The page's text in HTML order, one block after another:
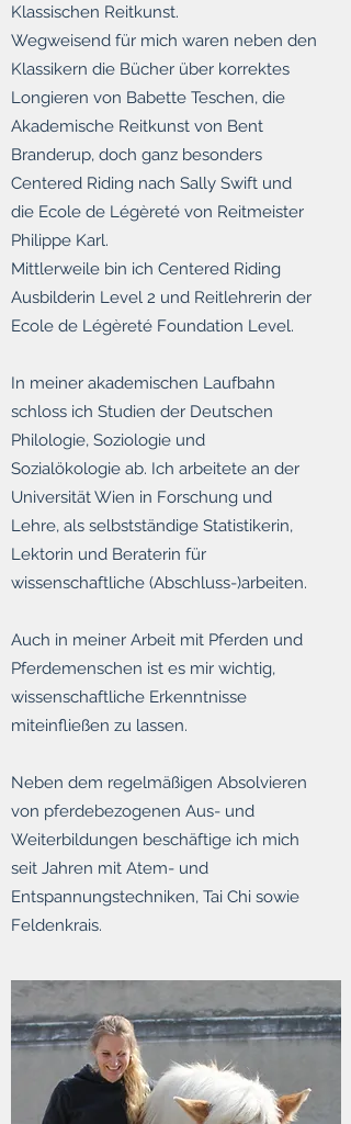
Klassischen Reitkunst.
Wegweisend für mich waren neben den
Klassikern die Bücher über korrektes
Longieren von Babette Teschen, die
Akademische Reitkunst von Bent
Branderup, doch ganz besonders
Centered Riding nach Sally Swift und
die Ecole de Légèreté von Reitmeister
Philippe Karl.
Mittlerweile bin ich Centered Riding
Ausbilderin Level 2 und Reitlehrerin der
Ecole de Légèreté Foundation Level.
In meiner akademischen Laufbahn
schloss ich Studien der Deutschen
Philologie, Soziologie und
Sozialökologie ab. Ich arbeitete an der
Universität Wien in Forschung und
Lehre, als selbstständige Statistikerin,
Lektorin und Beraterin für
wissenschaftliche (Abschluss-)arbeiten.
Auch in meiner Arbeit mit Pferden und
Pferdemenschen ist es mir wichtig,
wissenschaftliche Erkenntnisse
miteinfließen zu lassen.
Neben dem regelmäßigen Absolvieren
von pferdebezogenen Aus- und
Weiterbildungen beschäftige ich mich
seit Jahren mit Atem- und
Entspannungstechniken, Tai Chi sowie
Feldenkrais.